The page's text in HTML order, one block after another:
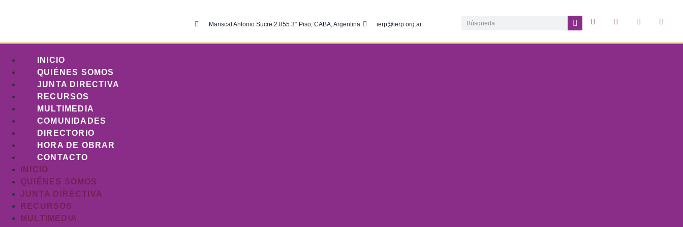
Mariscal Antonio Sucre 2.855 3° Piso, CABA, Argentina ierp@ierp.org.ar
INICIO
QUIÉNES SOMOS
JUNTA DIRECTIVA
RECURSOS
MULTIMEDIA
COMUNIDADES
DIRECTORIO
HORA DE OBRAR
CONTACTO
INICIO
QUIÉNES SOMOS
JUNTA DIRECTIVA
RECURSOS
MULTIMEDIA